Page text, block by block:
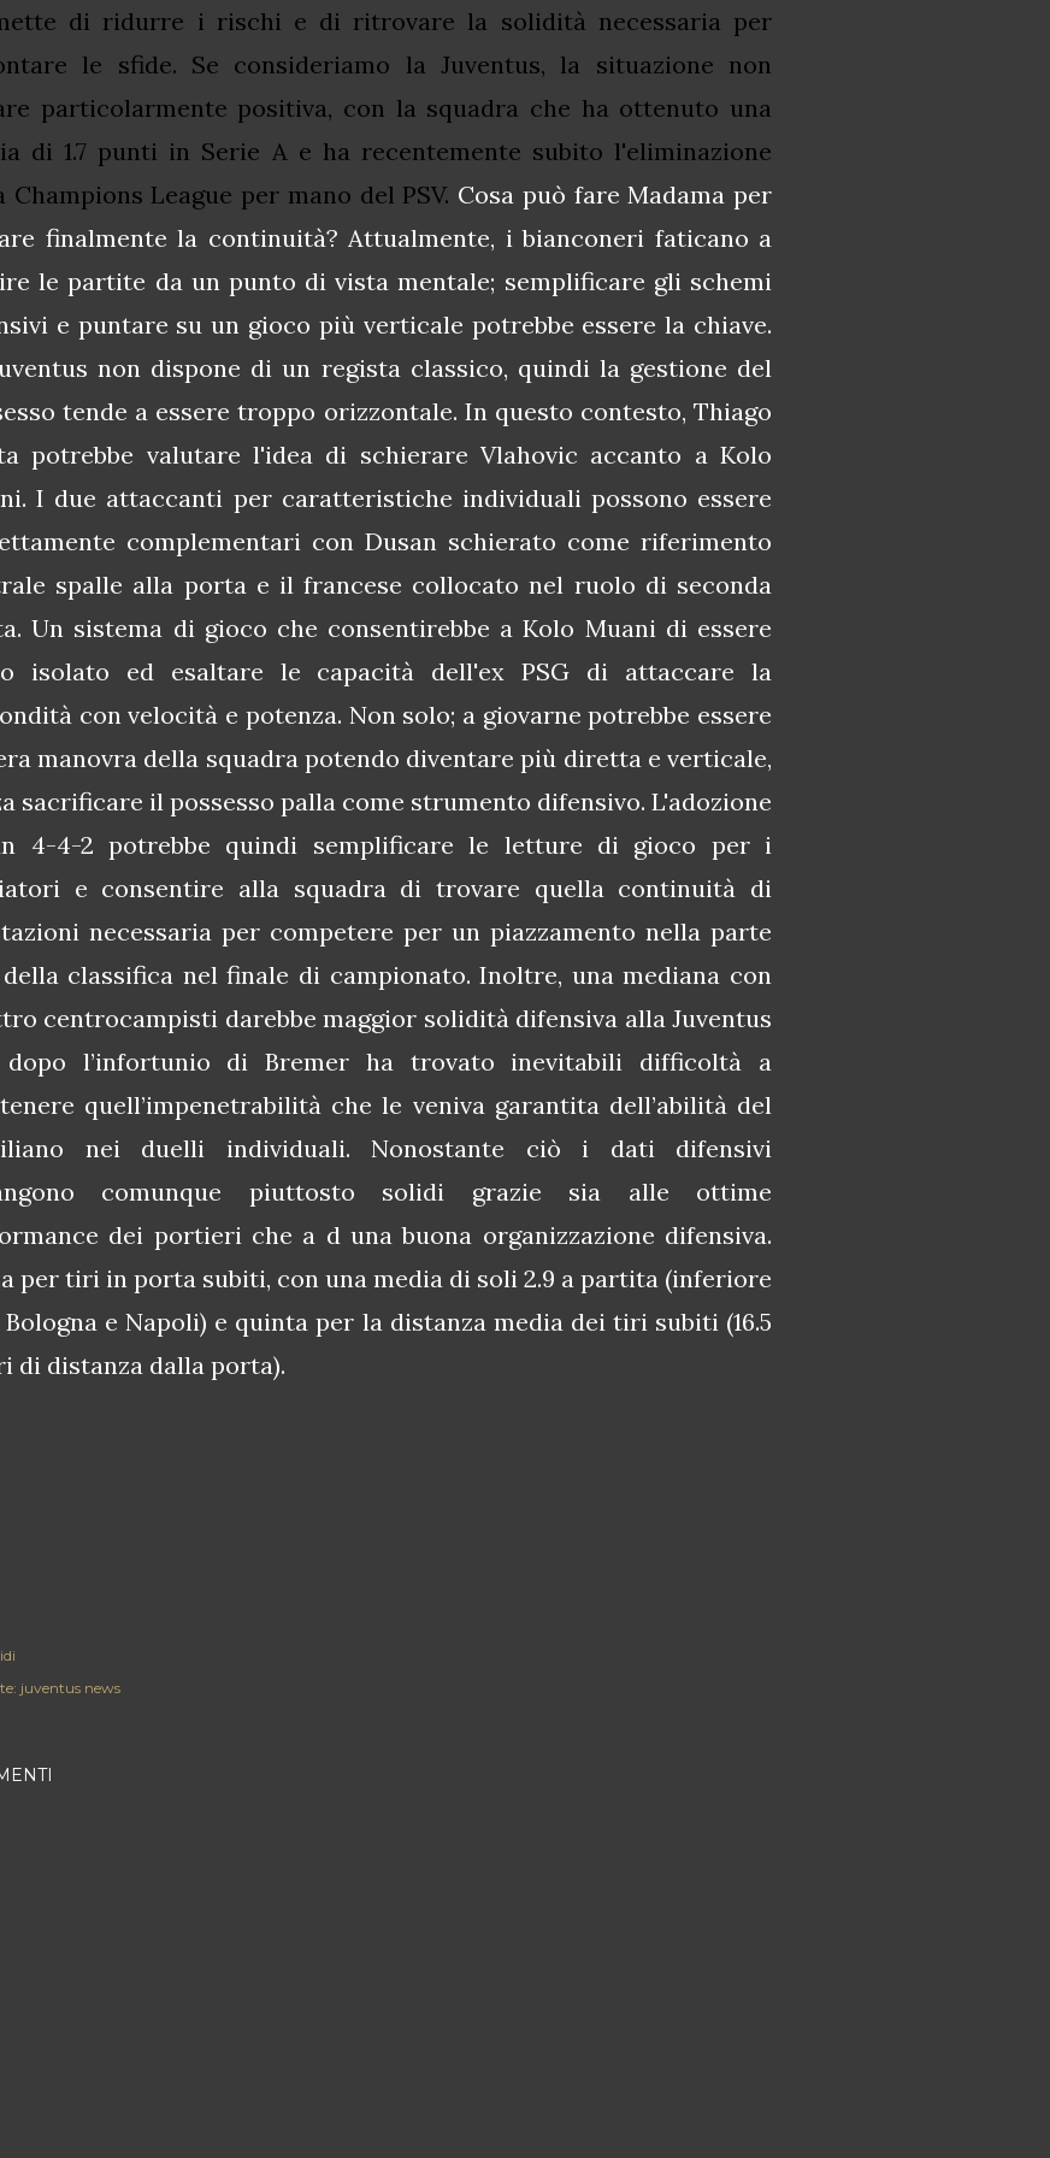
di ridurre i rischi e di ritrovare la solidità necessaria per
le sfide. Se consideriamo la Juventus, la situazione non
particolarmente positiva, con la squadra che ha ottenuto una
di 1.7 punti in Serie A e ha recentemente subito l'eliminazione
Champions League per mano del PSV. Cosa può fare Madama per
finalmente la continuità? Attualmente, i bianconeri faticano a
le partite da un punto di vista mentale; semplificare gli schemi
e puntare su un gioco più verticale potrebbe essere la chiave.
non dispone di un regista classico, quindi la gestione del
tende a essere troppo orizzontale. In questo contesto, Thiago
potrebbe valutare l'idea di schierare Vlahovic accanto a Kolo
I due attaccanti per caratteristiche individuali possono essere
complementari con Dusan schierato come riferimento
spalle alla porta e il francese collocato nel ruolo di seconda
Un sistema di gioco che consentirebbe a Kolo Muani di essere
isolato ed esaltare le capacità dell'ex PSG di attaccare la
con velocità e potenza. Non solo; a giovarne potrebbe essere
manovra della squadra potendo diventare più diretta e verticale,
sacrificare il possesso palla come strumento difensivo. L'adozione
4-4-2 potrebbe quindi semplificare le letture di gioco per i
e consentire alla squadra di trovare quella continuità di
necessaria per competere per un piazzamento nella parte
classifica nel finale di campionato. Inoltre, una mediana con
centrocampisti darebbe maggior solidità difensiva alla Juventus
dopo l’infortunio di Bremer ha trovato inevitabili difficoltà a
quell’impenetrabilità che le veniva garantita dell’abilità del
nei duelli individuali. Nonostante ciò i dati difensivi
comunque piuttosto solidi grazie sia alle ottime
dei portieri che a d una buona organizzazione difensiva.
per tiri in porta subiti, con una media di soli 2.9 a partita (inferiore
Bologna e Napoli) e quinta per la distanza media dei tiri subiti (16.5
di distanza dalla porta).
juventus news